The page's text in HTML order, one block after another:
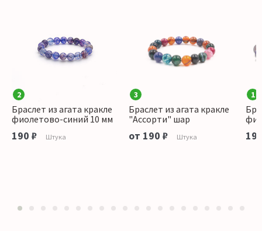
2
Браслет из агата кракле
фиолетово-синий 10 мм
190 ₽ Штука
3
Браслет из агата кракле
"Ассорти" шар
от 190 ₽ Штука
1